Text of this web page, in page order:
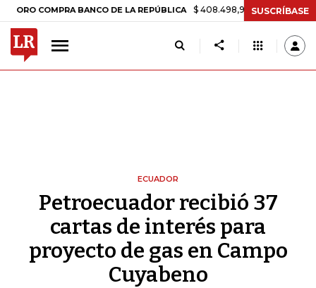
BANCO DE LA REPÚBLICA $ 408.498,97 +$ 8.753,81 +2,19%
SUSCRÍBASE
ECUADOR
Petroecuador recibió 37
cartas de interés para
proyecto de gas en Campo
Cuyabeno